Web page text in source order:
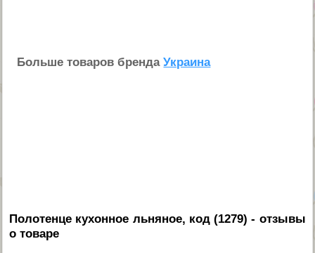
Больше товаров брендаУкраина
Полотенце кухонное льняное, код (1279) - отзывы
о товаре